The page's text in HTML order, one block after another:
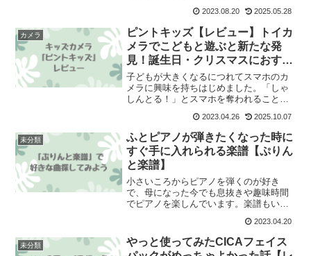
てたものから始まりました。（お気づき
の方もいるかもですが、山本ゆりさんの
本めっちゃ持ってます。）
2023.08.20 2025.05.28
カメラ
ピントキッズ【レビュー】トイカ
メラでこどもと遊ぶと新たな発
見！誕生日・クリスマスにおすす
め
子どもが大きくなるにつれてスマホのカ
メラに興味を持ちはじめました。「しゃ
しんとる！」とスマホを奪われることが
ラでも買ってあげるか！！ということで3
歳の誕生日にピントキッズカメラをプレ
ゼントしました。３歳の
2023.04.26 2025.10.07
未分類
ふとピアノが弾きたくなった時に
すぐ手に入れられる楽譜【ぷりん
と楽譜】
小さいころからピアノを弾くのが好き
で、母になった今でも息抜きや趣味時間
でピアノを楽しんでいます。楽譜もいろ
たいな」と思うこともしばしば。そんな
とき「今！今すぐ弾きたいんだ！」の気
持ちが叶えられるものを見つ
2023.04.20
未分類
やっと使ってみたCICAフェイス